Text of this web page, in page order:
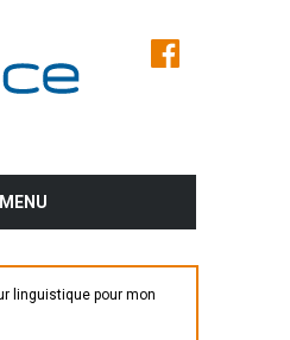
MENU
CONFÉRENCES ET
linguistique pour mon